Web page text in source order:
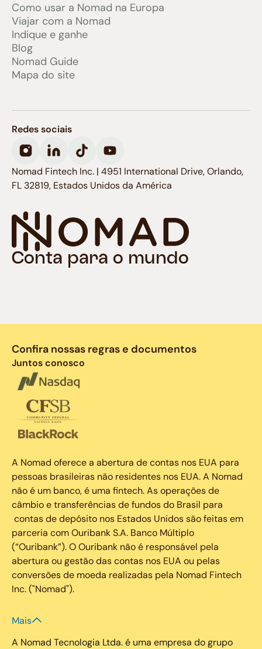
Como usar a Nomad na Europa
Viajar com a Nomad
Indique e ganhe
Blog
Nomad Guide
Mapa do site
Conta para o mundo
Redes sociais
Nomad Fintech Inc. | 4951 International Drive, Orlando,
FL 32819, Estados Unidos da América
Confira nossas regras e documentos
Juntos conosco
A Nomad oferece a abertura de contas nos EUA para
pessoas brasileiras não residentes nos EUA. A Nomad
não é um banco, é uma fintech. As operações de
câmbio e transferências de fundos do Brasil para
contas de depósito nos Estados Unidos são feitas em
parceria com Ouribank S.A. Banco Múltiplo
(“Ouribank”). O Ouribank não é responsável pela
abertura ou gestão das contas nos EUA ou pelas
conversões de moeda realizadas pela Nomad Fintech
Inc. ("Nomad").
Mais
A Nomad Tecnologia Ltda. é uma empresa do grupo